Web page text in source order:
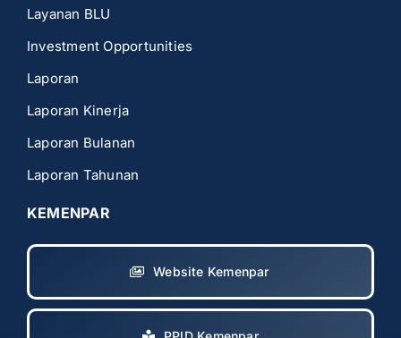
Layanan BLU
Investment Opportunities
Laporan
Laporan Kinerja
Laporan Bulanan
Laporan Tahunan
KEMENPAR
Website Kemenpar